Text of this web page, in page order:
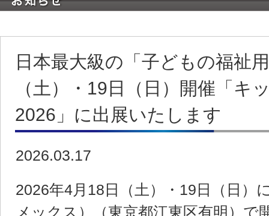
日本最大級の「子どもの福祉
（土）・19日（日）開催「キ
2026」に出展いたします
2026.03.17
2026年4月18日（土）・19日（日）
メックス）（東京都江東区有明）で